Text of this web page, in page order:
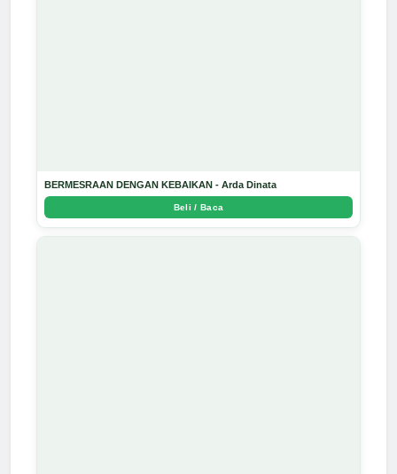
BERMESRAAN DENGAN KEBAIKAN - Arda Dinata
Beli / Baca